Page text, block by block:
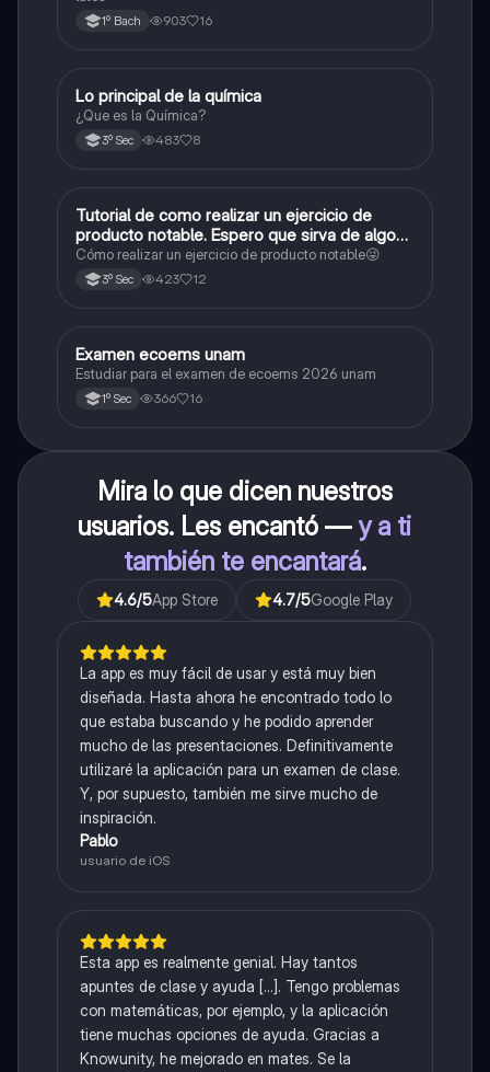
1º Bach 903 16
Química
Lo principal de la química
¿Que es la Química?
3º Sec 483 8
Matemáticas
Tutorial de como realizar un ejercicio de
producto notable. Espero que sirva de algo💕
😜
Cómo realizar un ejercicio de producto notable😜
3º Sec 423 12
Español
Examen ecoems unam
Estudiar para el examen de ecoems 2026 unam
1º Sec 366 16
Mira lo que dicen nuestros
usuarios. Les encantó —y a ti
también te encantará.
4.6/5App Store 4.7/5Google Play
La app es muy fácil de usar y está muy bien
diseñada. Hasta ahora he encontrado todo lo
que estaba buscando y he podido aprender
mucho de las presentaciones. Definitivamente
utilizaré la aplicación para un examen de clase.
Y, por supuesto, también me sirve mucho de
inspiración.
Pablo
usuario de iOS
Esta app es realmente genial. Hay tantos
apuntes de clase y ayuda [...]. Tengo problemas
con matemáticas, por ejemplo, y la aplicación
tiene muchas opciones de ayuda. Gracias a
Knowunity, he mejorado en mates. Se la